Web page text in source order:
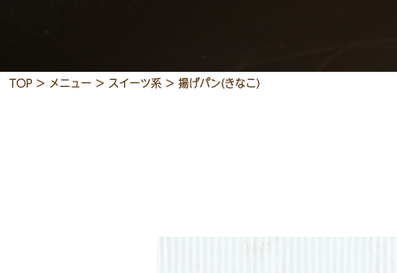
TOP > メニュー > スイーツ系 > 揚げパン(きなこ)